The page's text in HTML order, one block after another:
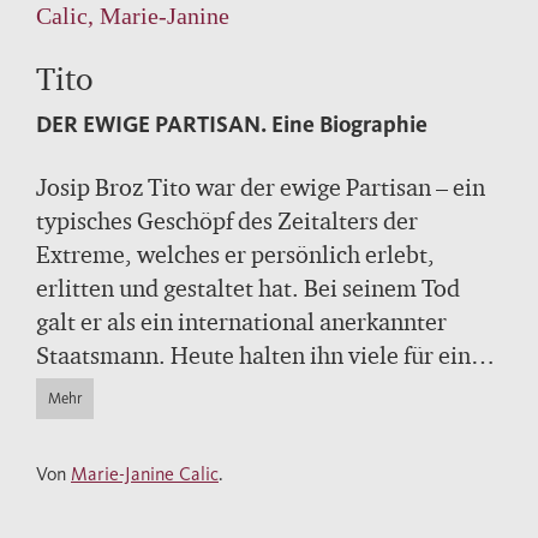
Calic, Marie-Janine
Tito
DER EWIGE PARTISAN. Eine Biographie
Josip Broz Tito war der ewige Partisan – ein
typisches Geschöpf des Zeitalters der
Extreme, welches er persönlich erlebt,
erlitten und gestaltet hat. Bei seinem Tod
galt er als ein international anerkannter
Staatsmann. Heute halten ihn viele für einen
brutalen Diktator. Doch was war er wirklich?
Marie-Janine Calic lässt die historische
und erzählt die Geschichte eines
Mehr
Von Marie-Janine Calic.